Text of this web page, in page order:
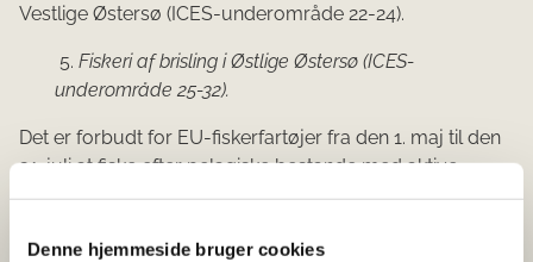
Denne hjemmeside bruger cookies
Vestlige Østersø (ICES-underområde 22-24).
5. Fiskeri af brisling i Østlige Østersø (ICES-
underområde 25-32).
Det er forbudt for EU-fiskerfartøjer fra den 1. maj til den
31. juli at fiske efter pelagiske bestande med aktive
redskaber i områder uden for 12 sømil målt fra
breddegrad 24o00'Ø i underafsnit 32.